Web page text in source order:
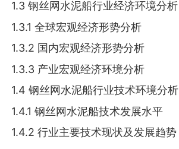
1.3 钢丝网水泥船行业经济环境分析
1.3.1 全球宏观经济形势分析
1.3.2 国内宏观经济形势分析
1.3.3 产业宏观经济环境分析
1.4 钢丝网水泥船行业技术环境分析
1.4.1 钢丝网水泥船技术发展水平
1.4.2 行业主要技术现状及发展趋势